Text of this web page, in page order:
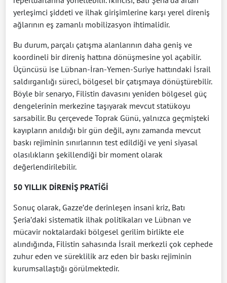
yerleşimci şiddeti ve ilhak girişimlerine karşı yerel direniş
ağlarının eş zamanlı mobilizasyon ihtimalidir.
Bu durum, parçalı çatışma alanlarının daha geniş ve
koordineli bir direniş hattına dönüşmesine yol açabilir.
Üçüncüsü ise Lübnan-İran-Yemen-Suriye hattındaki İsrail
saldırganlığı süreci, bölgesel bir çatışmaya dönüştürebilir.
Böyle bir senaryo, Filistin davasını yeniden bölgesel güç
dengelerinin merkezine taşıyarak mevcut statükoyu
sarsabilir. Bu çerçevede Toprak Günü, yalnızca geçmişteki
kayıpların anıldığı bir gün değil, aynı zamanda mevcut
baskı rejiminin sınırlarının test edildiği ve yeni siyasal
olasılıkların şekillendiği bir moment olarak
değerlendirilebilir.
50 YILLIK DİRENİŞ PRATİĞİ
Sonuç olarak, Gazze’de derinleşen insani kriz, Batı
Şeria’daki sistematik ilhak politikaları ve Lübnan ve
mücavir noktalardaki bölgesel gerilim birlikte ele
alındığında, Filistin sahasında İsrail merkezli çok cephede
zuhur eden ve süreklilik arz eden bir baskı rejiminin
kurumsallaştığı görülmektedir.